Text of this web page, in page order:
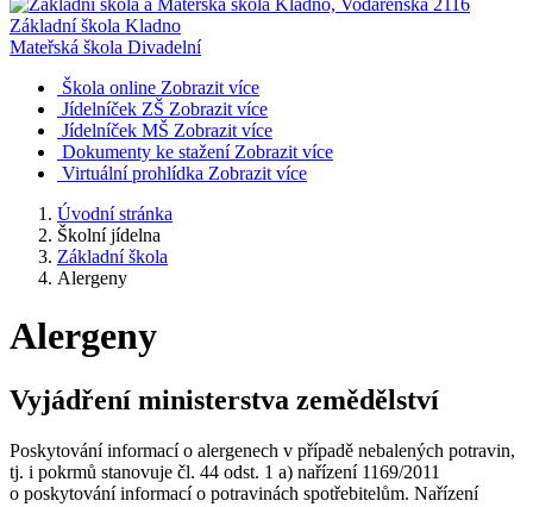
Základní škola Kladno
Mateřská škola Divadelní
Škola online Zobrazit více
Jídelníček ZŠ Zobrazit více
Jídelníček MŠ Zobrazit více
Dokumenty ke stažení Zobrazit více
Virtuální prohlídka Zobrazit více
Úvodní stránka
Školní jídelna
Základní škola
Alergeny
Alergeny
Vyjádření ministerstva zemědělství
Poskytování informací o alergenech v případě nebalených potravin,
tj. i pokrmů stanovuje čl. 44 odst. 1 a) nařízení 1169/2011
o poskytování informací o potravinách spotřebitelům. Nařízení